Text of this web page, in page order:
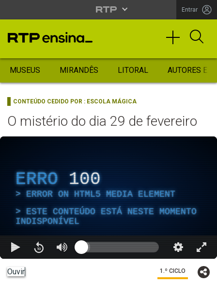
Entrar
MUSEUS MIRANDÊS LITORAL AUTORES
CONTEÚDO CEDIDO POR : ESCOLA MÁGICA
O mistério do dia 29 de fevereiro
ERRO 100
ERROR ON HTML5 MEDIA ELEMENT
ESTE CONTEÚDO ESTÁ NESTE MOMENTO
INDISPONÍVEL
Ouvir 1.º CICLO